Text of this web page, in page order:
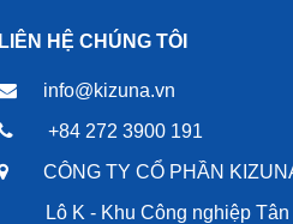
LIÊN HỆ CHÚNG TÔI
info@kizuna.vn
+84 272 3900 191
CÔNG TY CỔ PHẦN
Lô K - Khu Công nghiệp Tân